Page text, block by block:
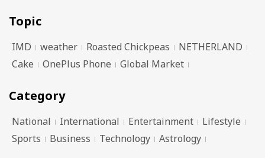
Topic
IMD weather Roasted Chickpeas
NETHERLAND
Cake
OnePlus Phone Global Market
Category
National International Entertainment
Lifestyle
Sports
Business Technology Astrology